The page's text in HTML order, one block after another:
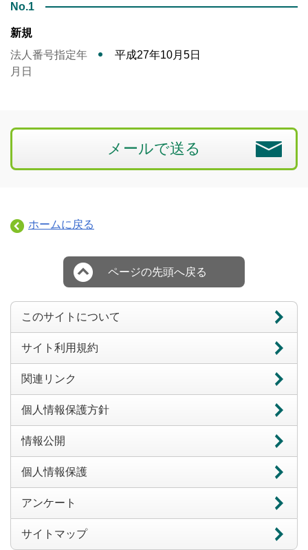
No.1
新規
法人番号指定年
月日
平成27年10月5日
メールで送る
ホームに戻る
ページの先頭へ戻る
このサイトについて
サイト利用規約
関連リンク
個人情報保護方針
情報公開
個人情報保護
アンケート
サイトマップ